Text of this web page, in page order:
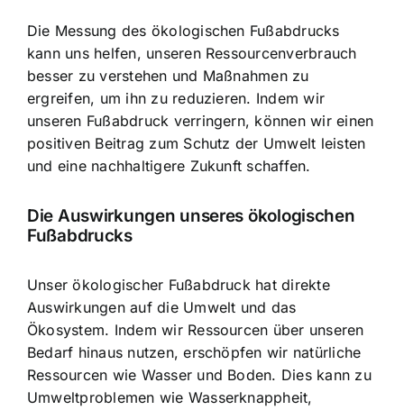
Die Messung des ökologischen Fußabdrucks
kann uns helfen, unseren Ressourcenverbrauch
besser zu verstehen und Maßnahmen zu
ergreifen, um ihn zu reduzieren. Indem wir
unseren Fußabdruck verringern, können wir einen
positiven Beitrag zum Schutz der Umwelt leisten
und eine nachhaltigere Zukunft schaffen.
Die Auswirkungen unseres ökologischen
Fußabdrucks
Unser ökologischer Fußabdruck hat direkte
Auswirkungen auf die Umwelt und das
Ökosystem. Indem wir Ressourcen über unseren
Bedarf hinaus nutzen, erschöpfen wir natürliche
Ressourcen wie Wasser und Boden. Dies kann zu
Umweltproblemen wie Wasserknappheit,